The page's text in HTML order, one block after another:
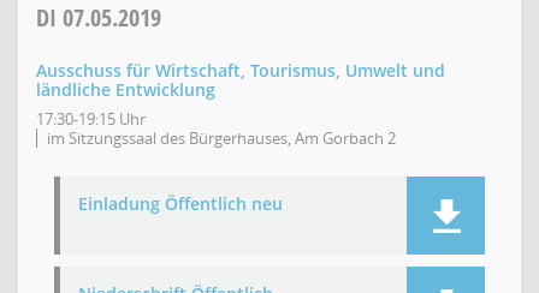
DI 07.05.2019
Ausschuss für Wirtschaft, Tourismus, Umwelt und
ländliche Entwicklung
17:30-19:15 Uhr
im Sitzungssaal des Bürgerhauses, Am Gorbach 2
Einladung Öffentlich neu